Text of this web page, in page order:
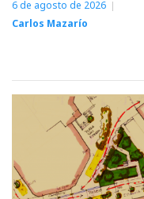
6 de agosto de 2026
Carlos Mazarío